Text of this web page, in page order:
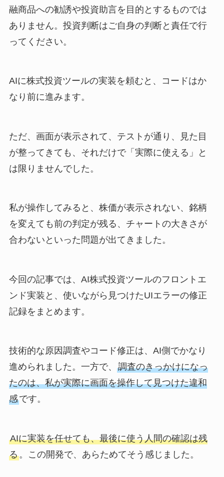
融商品への勧誘や投資助言を目的とするものでは
ありません。投資判断はご自身の判断と責任で行
ってください。
AIに株式投資ツールの実装を頼むと、コードはか
なり前に進みます。
ただ、画面が表示されて、テストが通り、見た目
が整ってきても、それだけで「実際に使える」と
は限りませんでした。
私が操作してみると、株価が表示されない、銘柄
を変えても前の判定が残る、チャートの大きさが
合わないといった問題が出てきました。
今回の記事では、AI株式投資ツールのフロントエ
ンド実装と、使いながら見つけたUIエラーの修正
記録をまとめます。
技術的な原因調査やコード修正は、AI側でかなり
進められました。一方で、 調査のきっかけになっ
たのは、私が実際に画面を操作して見つけた違和
感です。
AIに実装を任せても、最後に使う人間の確認は残
る。この開発で、あらためてそう感じました。